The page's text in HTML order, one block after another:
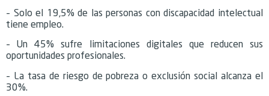
– Solo el 19,5% de las personas con discapacidad intelectual
tiene empleo.
– Un 45% sufre limitaciones digitales que reducen sus
oportunidades profesionales.
– La tasa de riesgo de pobreza o exclusión social alcanza el
30%.